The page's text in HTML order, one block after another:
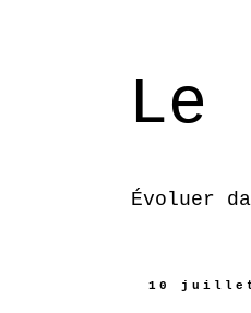
Le
Évoluer
10 juillet